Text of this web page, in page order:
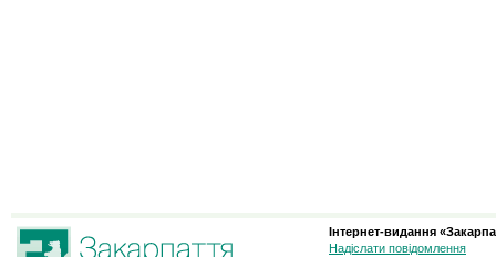
Інтернет-видання
Надіслати повідомлення